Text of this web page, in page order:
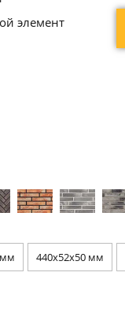
элемент
440x52x50 мм